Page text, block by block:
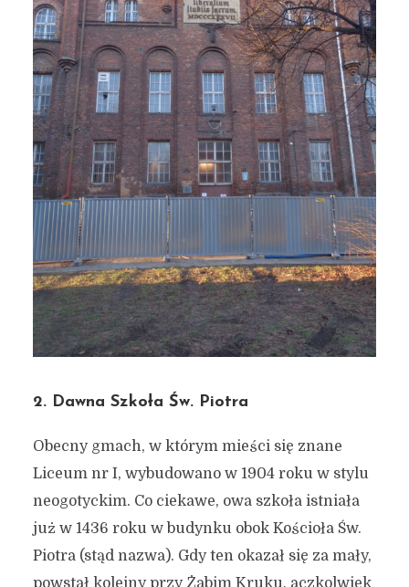
2. Dawna Szkoła Św. Piotra
Obecny gmach, w którym mieści się znane
Liceum nr I, wybudowano w 1904 roku w stylu
neogotyckim. Co ciekawe, owa szkoła istniała
już w 1436 roku w budynku obok Kościoła Św.
Piotra (stąd nazwa). Gdy ten okazał się za mały,
powstał kolejny przy Żabim Kruku, aczkolwiek